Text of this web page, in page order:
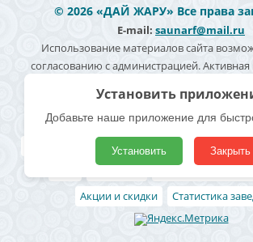
© 2026 «ДАЙ ЖАРУ» Все права
E-mail: saunarf@mail.ru
Использование материалов сайта
согласованию с администрацией.
персональных данных - Политика
Полезные ссылки
Все бани и сауны Поиск по карте
Акции и скидки
Статистика
Установить
Добавьте наше приложение для
Установить Закрыть